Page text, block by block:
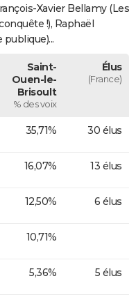
Xavier Bellamy (Les
!), Raphaël
Saint-
Ouen-le-
Brisoult
% des voix
Élus
(France)
35,71% 30 élus
16,07% 13 élus
12,50% 6 élus
10,71%
5,36% 5 élus